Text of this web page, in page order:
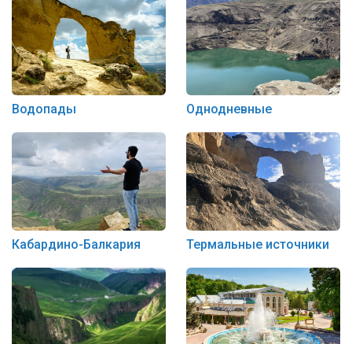
Водопады Однодневные
Кабардино-Балкария Термальные источники